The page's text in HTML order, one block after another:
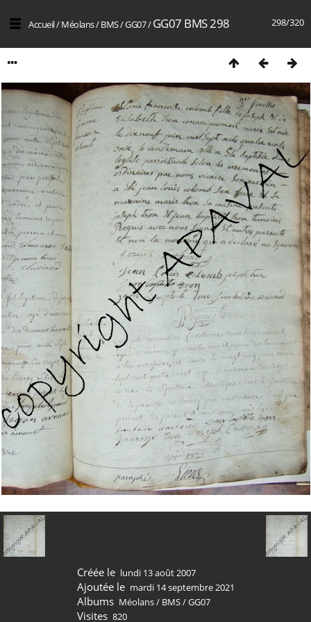
298/320
Accueil/Méolans/BMS/GG07/GG07 BMS 298
Créée le lundi 13 août 2007
Ajoutée le mardi 14 septembre 2021
Albums Méolans/ BMS/GG07
Visites 820